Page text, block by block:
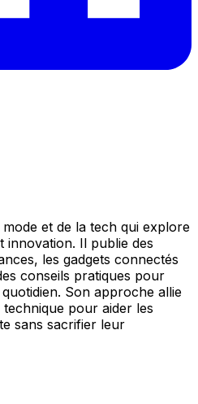
et de la tech qui explore
innovation. Il publie des
les gadgets connectés
conseils pratiques pour
Son approche allie
pour aider les
sans sacrifier leur